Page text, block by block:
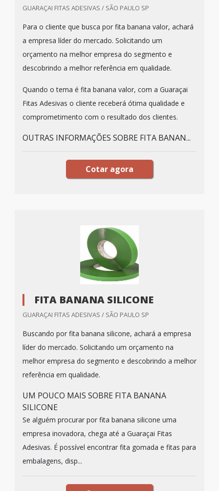
GUARAÇAI FITAS ADESIVAS / SÃO PAULO SP
Para o cliente que busca por fita banana valor, achará
a empresa líder do mercado. Solicitando um
orçamento na melhor empresa do segmento e
descobrindo a melhor referência em qualidade.
Quando o tema é fita banana valor, com a Guaraçai
Fitas Adesivas o cliente receberá ótima qualidade e
comprometimento com o resultado dos clientes.
OUTRAS INFORMAÇÕES SOBRE FITA BANAN...
Cotar agora
FITA BANANA SILICONE
GUARAÇAI FITAS ADESIVAS / SÃO PAULO SP
Buscando por fita banana silicone, achará a empresa
líder do mercado. Solicitando um orçamento na
melhor empresa do segmento e descobrindo a melhor
referência em qualidade.
UM POUCO MAIS SOBRE FITA BANANA
SILICONE
Se alguém procurar por fita banana silicone uma
empresa inovadora, chega até a Guaraçai Fitas
Adesivas. É possível encontrar fita gomada e fitas para
embalagens, disp...